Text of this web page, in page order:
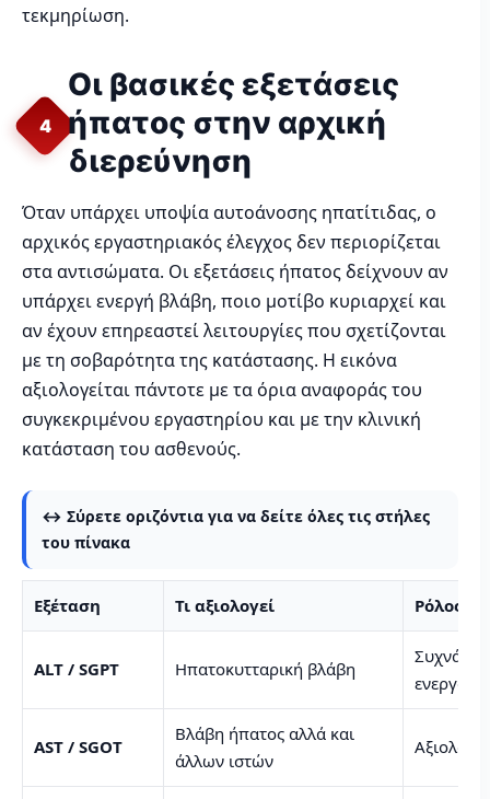
τεκμηρίωση.
4
Οι βασικές εξετάσεις
ήπατος στην αρχική
διερεύνηση
Όταν υπάρχει υποψία αυτοάνοσης ηπατίτιδας, ο
αρχικός εργαστηριακός έλεγχος δεν περιορίζεται
στα αντισώματα. Οι εξετάσεις ήπατος δείχνουν αν
υπάρχει ενεργή βλάβη, ποιο μοτίβο κυριαρχεί και
αν έχουν επηρεαστεί λειτουργίες που σχετίζονται
με τη σοβαρότητα της κατάστασης. Η εικόνα
αξιολογείται πάντοτε με τα όρια αναφοράς του
συγκεκριμένου εργαστηρίου και με την κλινική
κατάσταση του ασθενούς.
↔️ Σύρετε οριζόντια για να δείτε όλες τις στήλες
του πίνακα
Εξέταση Τι αξιολογεί Ρόλος
ALT / SGPT Ηπατοκυτταρική βλάβη
Συχνά
AST / SGOT
Βλάβη ήπατος αλλά και
άλλων ιστών